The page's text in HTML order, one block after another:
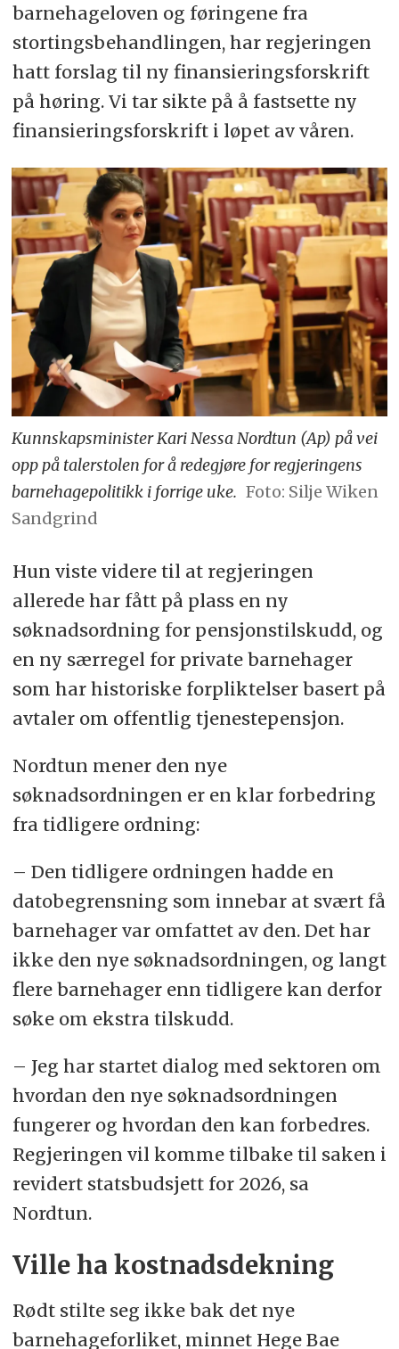
barnehageloven og føringene fra
stortingsbehandlingen, har regjeringen
hatt forslag til ny finansieringsforskrift
på høring. Vi tar sikte på å fastsette ny
finansieringsforskrift i løpet av våren.
Kunnskapsminister Kari Nessa Nordtun (Ap) på vei
opp på talerstolen for å redegjøre for regjeringens
barnehagepolitikk i forrige uke. Foto: Silje Wiken
Sandgrind
Hun viste videre til at regjeringen
allerede har fått på plass en ny
søknadsordning for pensjonstilskudd, og
en ny særregel for private barnehager
som har historiske forpliktelser basert på
avtaler om offentlig tjenestepensjon.
Nordtun mener den nye
søknadsordningen er en klar forbedring
fra tidligere ordning:
– Den tidligere ordningen hadde en
datobegrensning som innebar at svært få
barnehager var omfattet av den. Det har
ikke den nye søknadsordningen, og langt
flere barnehager enn tidligere kan derfor
søke om ekstra tilskudd.
– Jeg har startet dialog med sektoren om
hvordan den nye søknadsordningen
fungerer og hvordan den kan forbedres.
Regjeringen vil komme tilbake til saken i
revidert statsbudsjett for 2026, sa
Nordtun.
Ville ha kostnadsdekning
Rødt stilte seg ikke bak det nye
barnehageforliket, minnet Hege Bae